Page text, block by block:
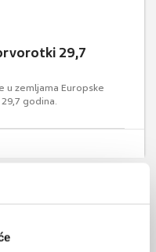
29,7
u zemljama Europske
godina.